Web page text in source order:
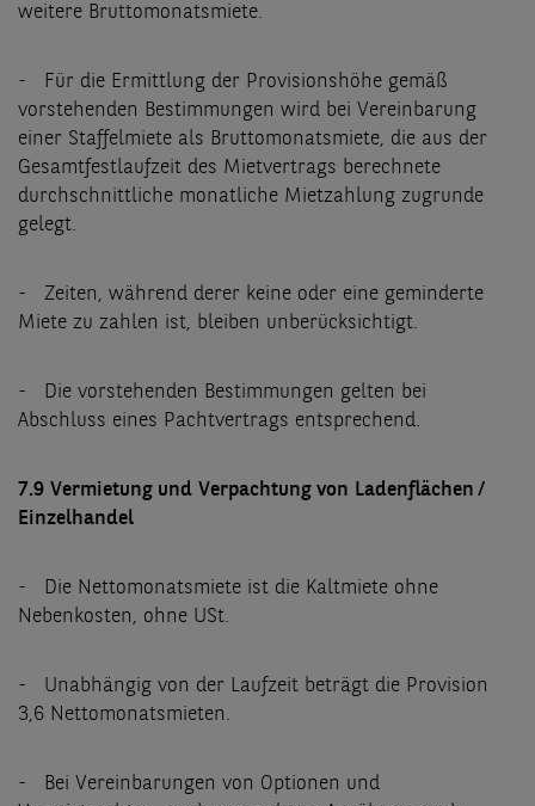
weitere Bruttomonatsmiete.
- Für die Ermittlung der Provisionshöhe gemäß
vorstehenden Bestimmungen wird bei Vereinbarung
einer Staffelmiete als Bruttomonatsmiete, die aus der
Gesamtfestlaufzeit des Mietvertrags berechnete
durchschnittliche monatliche Mietzahlung zugrunde
gelegt.
- Zeiten, während derer keine oder eine geminderte
Miete zu zahlen ist, bleiben unberücksichtigt.
- Die vorstehenden Bestimmungen gelten bei
Abschluss eines Pachtvertrags entsprechend.
7.9 Vermietung und Verpachtung von Ladenflächen /
Einzelhandel
- Die Nettomonatsmiete ist die Kaltmiete ohne
Nebenkosten, ohne USt.
- Unabhängig von der Laufzeit beträgt die Provision
3,6 Nettomonatsmieten.
- Bei Vereinbarungen von Optionen und